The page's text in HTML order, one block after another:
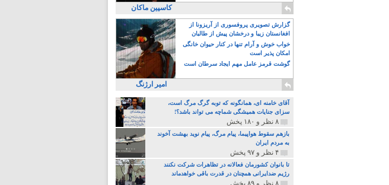
کاسپین ماکان
گزارش تصویری پروفسوری از آریزونا از
افغانستان زیبا و درخشان پیش از طالبان
خواب خوش و آرام تنها در کنار حیوان خانگی
امکان پذیر است
گوشت قرمز عامل مهم ایجاد سرطان است
امیر ارژنگ
آقای خامنه ای، همانگونه که توبه گرگ مرگ است،
سزای جنایات همیشگی شماچه می تواند باشد؟!
۸ نظر و ۱۸۰ پخش
بازهم سقوط هواپیما، پیام مرگ، پیام نوید بهشت آخوند
به مردم ایران
۴ نظر و ۹۷ پخش
تا بانوان کشورمان فعالانه در تظاهرات شرکت نکنند
رژیم ضدایرانی همچنان در قدرت باقی خواهدماند
۸ نظر و ۸۹ پخش